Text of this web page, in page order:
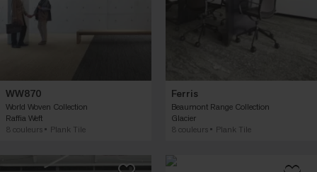
WW870
World Woven Collection
Raffia Weft
8 couleurs
Plank Tile
Ferris
Beaumont Range Collection
Glacier
8 couleurs
Plank Tile